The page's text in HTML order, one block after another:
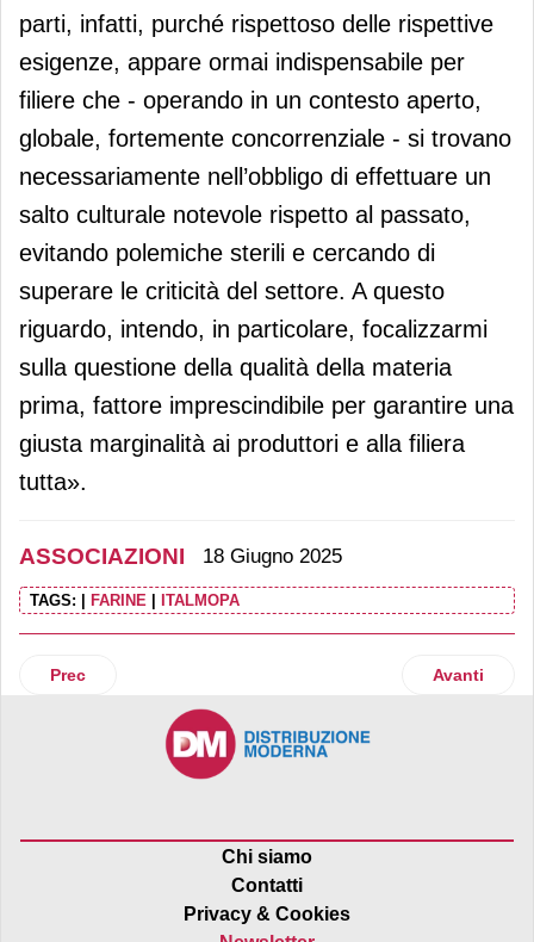
parti, infatti, purché rispettoso delle rispettive
esigenze, appare ormai indispensabile per
filiere che - operando in un contesto aperto,
globale, fortemente concorrenziale - si trovano
necessariamente nell’obbligo di effettuare un
salto culturale notevole rispetto al passato,
evitando polemiche sterili e cercando di
superare le criticità del settore. A questo
riguardo, intendo, in particolare, focalizzarmi
sulla questione della qualità della materia
prima, fattore imprescindibile per garantire una
giusta marginalità ai produttori e alla filiera
tutta».
ASSOCIAZIONI 18 Giugno 2025
TAGS: | FARINE | ITALMOPA
Articolo precedente: Cartoni per alimenti e bevande,
Prec Articolo
Avanti
Chi siamo
Contatti
Privacy & Cookies